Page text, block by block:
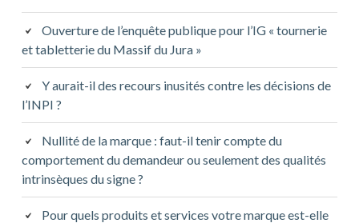
Ouverture de l’enquête publique pour l’IG « tournerie
et tabletterie du Massif du Jura »
Y aurait-il des recours inusités contre les décisions de
l’INPI ?
Nullité de la marque : faut-il tenir compte du
comportement du demandeur ou seulement des qualités
intrinsèques du signe ?
Pour quels produits et services votre marque est-elle